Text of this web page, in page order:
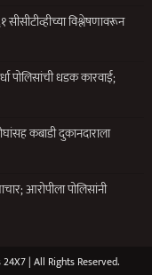
विश्लेषणावरून
पोलिसांची धडक कारवाई;
कबाडी दुकानदाराला
आरोपीला पोलिसांनी
| All Rights Reserved.